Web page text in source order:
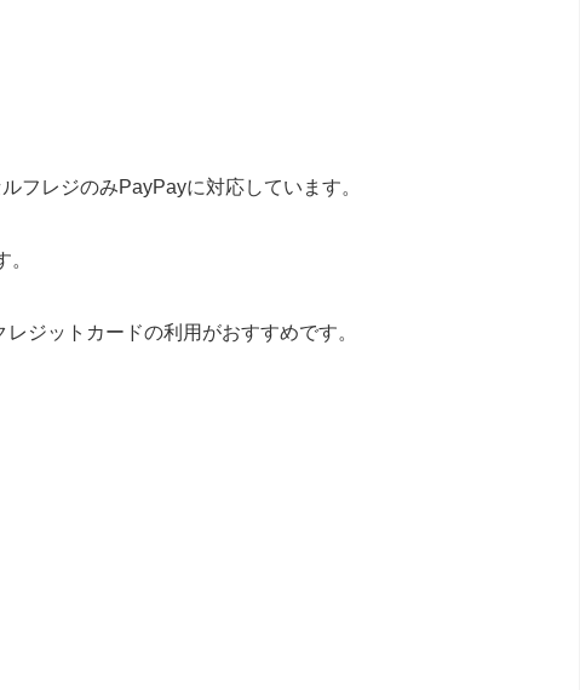
フレジのみPayPayに対応しています。
ジットカードの利用がおすすめです。